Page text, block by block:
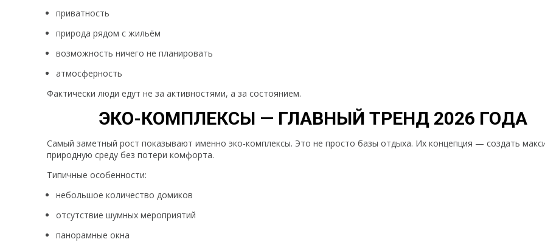
приватность
природа рядом с жильём
возможность ничего не планировать
атмосферность
Фактически люди едут не за активностями, а за состоянием.
ЭКО-КОМПЛЕКСЫ — ГЛАВНЫЙ ТРЕНД 2026 ГОДА
Самый заметный рост показывают именно эко-комплексы. Это не просто базы отдыха. Их концепция — создать
природную среду без потери комфорта.
Типичные особенности:
небольшое количество домиков
отсутствие шумных мероприятий
панорамные окна